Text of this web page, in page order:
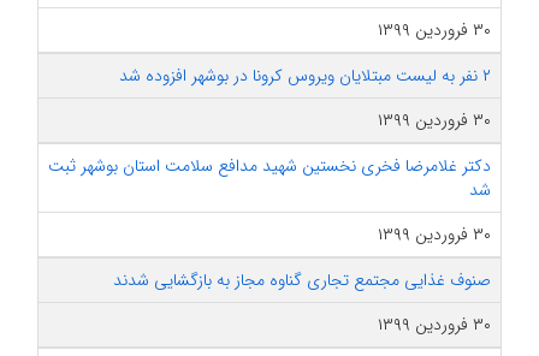
۳۰ فروردین ۱۳۹۹
۲ نفر به لیست مبتلایان ویروس کرونا در بوشهر افزوده شد
۳۰ فروردین ۱۳۹۹
دکتر غلامرضا فخری نخستین شهید مدافع سلامت استان بوشهر ثبت
شد
۳۰ فروردین ۱۳۹۹
صنوف غذایی مجتمع تجاری گناوه مجاز به بازگشایی شدند
۳۰ فروردین ۱۳۹۹